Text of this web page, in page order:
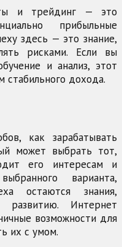
и трейдинг — это
прибыльные
здесь — это знание,
рисками. Если вы
и анализ, этот
стабильного дохода.
как зарабатывать
может выбрать тот,
его интересам и
варианта,
остаются знания,
Интернет
возможности для
их с умом.